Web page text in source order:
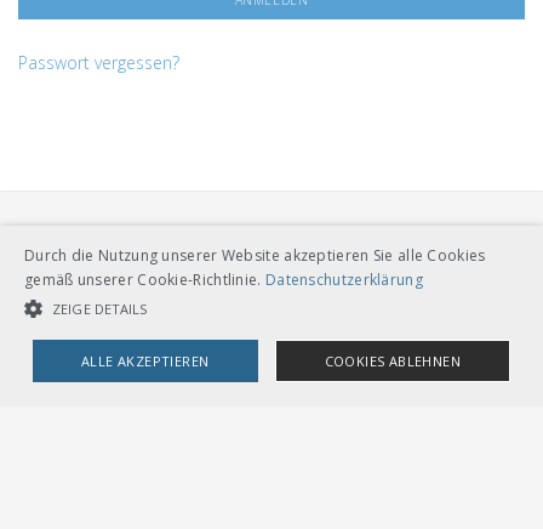
Passwort vergessen?
VERBAND ÖFFENTLICHER VERKEHR
Dählhölzliweg 12
CH-3005 Bern
Durch die Nutzung unserer Website akzeptieren Sie alle Cookies
gemäß unserer Cookie-Richtlinie. Datenschutzerklärung
ZEIGE DETAILS
ALLE AKZEPTIEREN COOKIES ABLEHNEN